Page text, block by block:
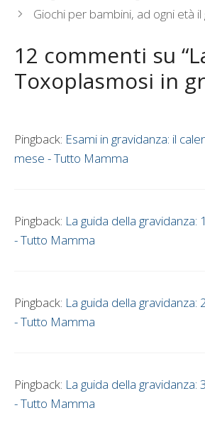
Giochi per bambini, ad ogni età il
12 commenti su
Toxoplasmosi in
Pingback: Esami in gravidanza: il
mese - Tutto Mamma
Pingback: La guida della
- Tutto Mamma
Pingback: La guida della
- Tutto Mamma
Pingback: La guida della
- Tutto Mamma